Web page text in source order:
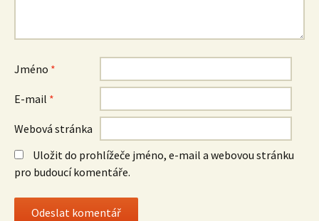
Jméno *
E-mail *
Webová stránka
Uložit do prohlížeče jméno, e-mail a webovou stránku
pro budoucí komentáře.